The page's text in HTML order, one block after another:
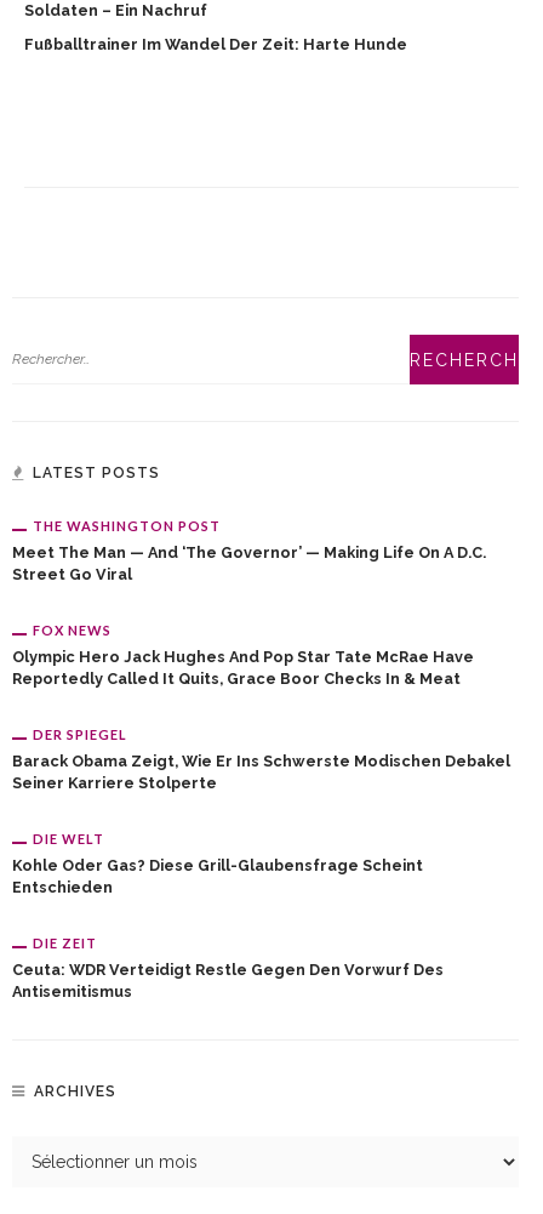
Soldaten – Ein Nachruf
Fußballtrainer Im Wandel Der Zeit: Harte Hunde
LATEST POSTS
THE WASHINGTON POST
Meet The Man — And ‘The Governor’ — Making Life On A D.C.
Street Go Viral
FOX NEWS
Olympic Hero Jack Hughes And Pop Star Tate McRae Have
Reportedly Called It Quits, Grace Boor Checks In & Meat
DER SPIEGEL
Barack Obama Zeigt, Wie Er Ins Schwerste Modischen Debakel
Seiner Karriere Stolperte
DIE WELT
Kohle Oder Gas? Diese Grill-Glaubensfrage Scheint
Entschieden
DIE ZEIT
Ceuta: WDR Verteidigt Restle Gegen Den Vorwurf Des
Antisemitismus
ARCHIVES